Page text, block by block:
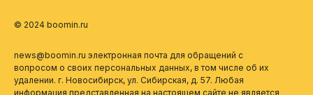
© 2024 boomin.ru
news@boomin.ru электронная почта для обращений с
вопросом о своих персональных данных, в том числе об их
удалении. г. Новосибирск, ул. Сибирская, д. 57. Любая
информация представленная на настоящем сайте не является